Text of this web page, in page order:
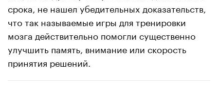
срока, не нашел убедительных доказательств,
что так называемые игры для тренировки
мозга действительно помогли существенно
улучшить память, внимание или скорость
принятия решений.